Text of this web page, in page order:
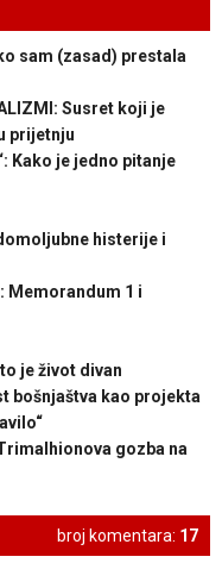
sam (zasad) prestala
Susret koji je
prijetnju
Kako je jedno pitanje
histerije i
Memorandum 1 i
je život divan
bošnjaštva kao projekta
Trimalhionova gozba na
broj komentara: 17